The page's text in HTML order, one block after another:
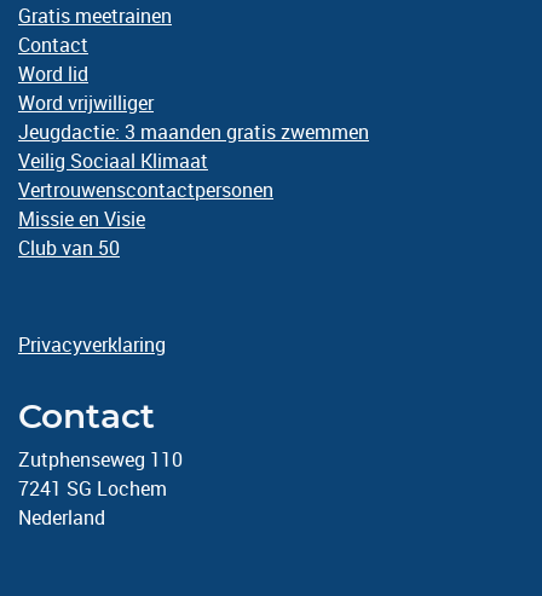
Gratis meetrainen
Contact
Word lid
Word vrijwilliger
Jeugdactie: 3 maanden gratis zwemmen
Veilig Sociaal Klimaat
Vertrouwenscontactpersonen
Missie en Visie
Club van 50
Privacyverklaring
Contact
Zutphenseweg 110
7241 SG Lochem
Nederland